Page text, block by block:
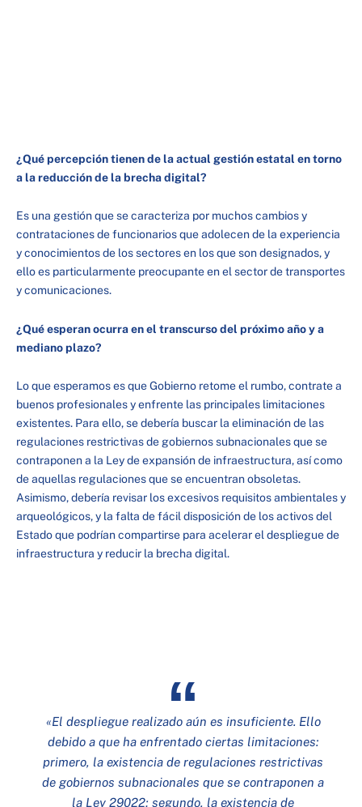
¿Qué percepción tienen de la actual gestión estatal en torno
a la reducción de la brecha digital?
Es una gestión que se caracteriza por muchos cambios y
contrataciones de funcionarios que adolecen de la experiencia
y conocimientos de los sectores en los que son designados, y
ello es particularmente preocupante en el sector de transportes
y comunicaciones.
¿Qué esperan ocurra en el transcurso del próximo año y a
mediano plazo?
Lo que esperamos es que Gobierno retome el rumbo, contrate a
buenos profesionales y enfrente las principales limitaciones
existentes. Para ello, se debería buscar la eliminación de las
regulaciones restrictivas de gobiernos subnacionales que se
contraponen a la Ley de expansión de infraestructura, así como
de aquellas regulaciones que se encuentran obsoletas.
Asimismo, debería revisar los excesivos requisitos ambientales y
arqueológicos, y la falta de fácil disposición de los activos del
Estado que podrían compartirse para acelerar el despliegue de
infraestructura y reducir la brecha digital.
«El despliegue realizado aún es insuficiente. Ello
debido a que ha enfrentado ciertas limitaciones:
primero, la existencia de regulaciones restrictivas
de gobiernos subnacionales que se contraponen a
la Ley 29022; segundo, la existencia de